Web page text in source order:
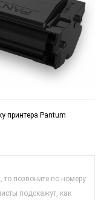
принтера Pantum
то позвоните по номеру
подскажут, как